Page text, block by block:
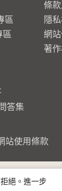
區
區
答集
條
隱
網
著
站使用條款
絕。進一步